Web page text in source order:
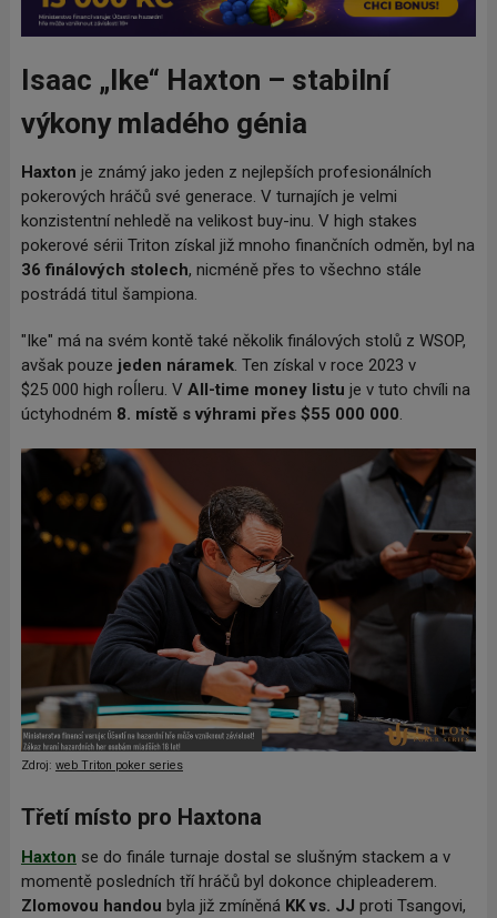
Isaac „Ike“ Haxton – stabilní
výkony mladého génia
Haxton je známý jako jeden z nejlepších profesionálních
pokerových hráčů své generace. V turnajích je velmi
konzistentní nehledě na velikost buy-inu. V high stakes
pokerové sérii Triton získal již mnoho finančních odměn, byl na
36 finálových stolech, nicméně přes to všechno stále
postrádá titul šampiona.
"Ike" má na svém kontě také několik finálových stolů z WSOP,
avšak pouze jeden náramek. Ten získal v roce 2023 v
$25 000 high roĺleru. V All-time money listu je v tuto chvíli na
úctyhodném 8. místě s výhrami přes $55 000 000.
Zdroj: web Triton poker series
Třetí místo pro Haxtona
Haxton se do finále turnaje dostal se slušným stackem a v
momentě posledních tří hráčů byl dokonce chipleaderem.
Zlomovou handou byla již zmíněná KK vs. JJ proti Tsangovi,